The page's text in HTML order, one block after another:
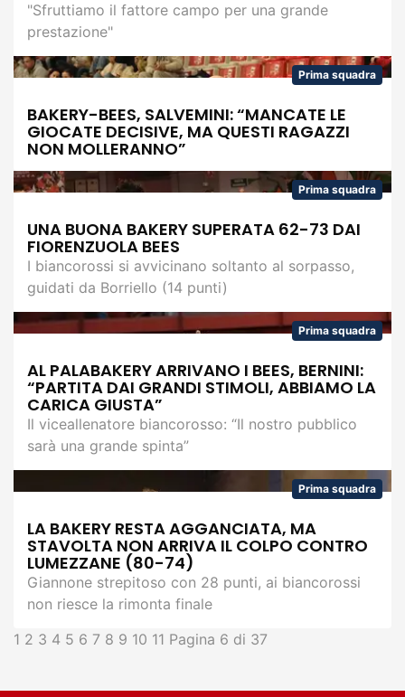
"Sfruttiamo il fattore campo per una grande
prestazione"
Prima squadra
BAKERY-BEES, SALVEMINI: “MANCATE LE
GIOCATE DECISIVE, MA QUESTI RAGAZZI
NON MOLLERANNO”
Prima squadra
UNA BUONA BAKERY SUPERATA 62-73 DAI
FIORENZUOLA BEES
I biancorossi si avvicinano soltanto al sorpasso,
guidati da Borriello (14 punti)
Prima squadra
AL PALABAKERY ARRIVANO I BEES, BERNINI:
“PARTITA DAI GRANDI STIMOLI, ABBIAMO LA
CARICA GIUSTA”
Il viceallenatore biancorosso: “Il nostro pubblico
sarà una grande spinta”
Prima squadra
LA BAKERY RESTA AGGANCIATA, MA
STAVOLTA NON ARRIVA IL COLPO CONTRO
LUMEZZANE (80-74)
Giannone strepitoso con 28 punti, ai biancorossi
non riesce la rimonta finale
1 2 3 4 5 6 7 8 9 10 11 Pagina 6 di 37